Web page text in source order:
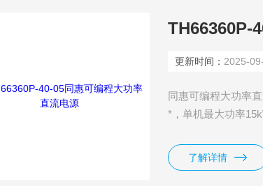
TH66360P-
更新时间： 2025-
同惠可编程大功率
*，单机最大功率
波形！具有高可靠
了解详情